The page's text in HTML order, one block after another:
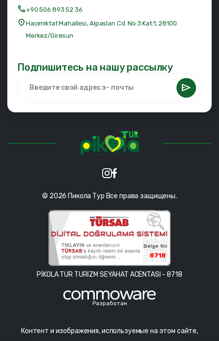
+90 506 893 52 36
Hacımiktat Mahallesi, Alpaslan Cd. No:3 Kat:1, 28100
Merkez/Giresun
Подпишитесь на нашу рассылку
© 2026 Пикола Тур Все права защищены.
8718
PİKOLA TUR TURİZM SEYAHAT ACENTASI - 8718
Разработан
Контент и изображения, используемые на этом сайте,